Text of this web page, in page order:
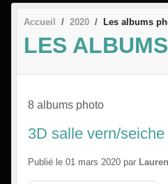
Accueil 2020 Les albums
LES
8 albums photo
3D salle vern/
Publié le 01 mars 2020 par